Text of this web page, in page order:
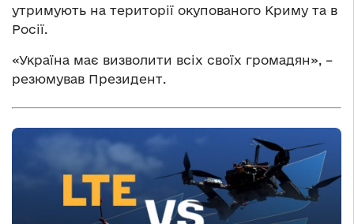
утримують на території окупованого Криму та в
Росії.
«Україна має визволити всіх своїх громадян», –
резюмував Президент.